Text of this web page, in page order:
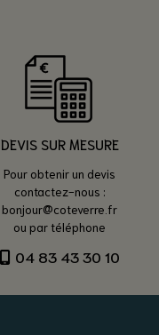
DEVIS SUR MESURE
Pour obtenir un devis
contactez-nous :
bonjour@coteverre.fr
ou par téléphone
04 83 43 30 10